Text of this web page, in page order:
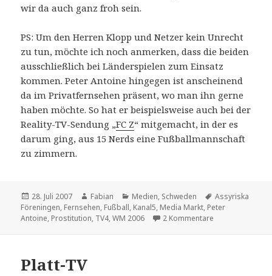
wir da auch ganz froh sein.
PS: Um den Herren Klopp und Netzer kein Unrecht
zu tun, möchte ich noch anmerken, dass die beiden
ausschließlich bei Länderspielen zum Einsatz
kommen. Peter Antoine hingegen ist anscheinend
da im Privatfernsehen präsent, wo man ihn gerne
haben möchte. So hat er beispielsweise auch bei der
Reality-TV-Sendung „FC Z“ mitgemacht, in der es
darum ging, aus 15 Nerds eine Fußballmannschaft
zu zimmern.
Veröffentlicht
am
28. Juli 2007 Autor
Fabian Kategorien
Medien, Schweden Schlagwörter
Assyriska
Föreningen, Fernsehen, Fußball, Kanal5, Media Markt, Peter
Antoine, Prostitution, TV4,WM 2006 2 Kommentare
Platt-TV